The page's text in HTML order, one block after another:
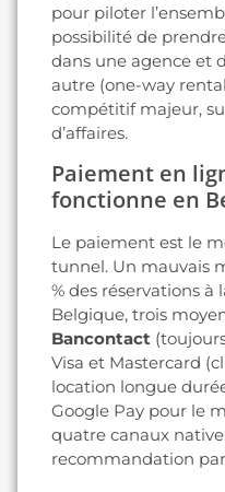
pour piloter
possibilité de
dans une agence et
autre (one-way
compétitif majeur,
d’affaires.
Paiement en
fonctionne en
Le paiement est le
tunnel. Un mauvais
% des réservations à
Belgique, trois
Bancontact
Visa et Mastercard
location longue
Google Pay pour le
quatre canaux
recommandation